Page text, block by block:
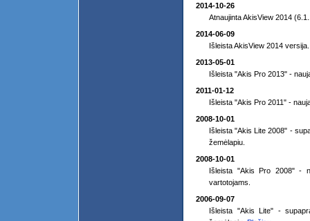
2014-10-26
Atnaujinta AkisView 2014
2014-06-09
Išleista AkisView 2014 versija.
2013-05-01
Išleista "Akis Pro 2013" -
2011-01-12
Išleista "Akis Pro 2011" -
2008-10-01
Išleista "Akis Lite 2008" -
žemėlapiu.
2008-10-01
Išleista "Akis Pro 2008" -
vartotojams.
2006-09-07
Išleista "Akis Lite" -